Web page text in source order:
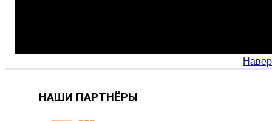
НАШИ ПАРТНЁРЫ